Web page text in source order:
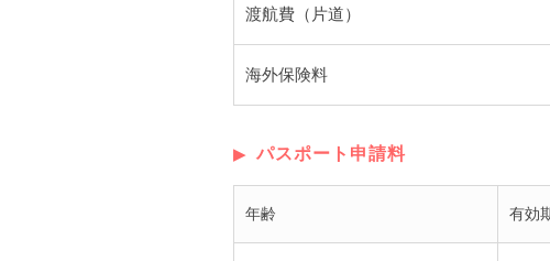
渡航費（片道）
海外保険料
パスポート申請料
年齢 有効